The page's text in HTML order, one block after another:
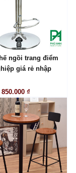
LIÊN HỆ
ngồi trang điểm
giá rẻ nhập
850.000 ₫